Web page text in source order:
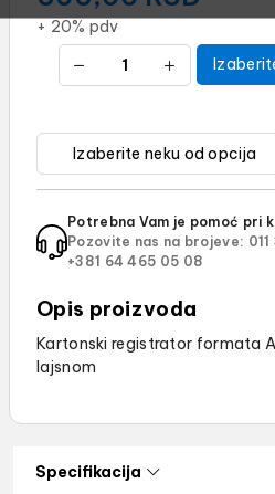
+ 20% pdv
Potrebna Vam je pomoć pri
Pozovite nas na brojeve:
+381 64 465 05 08
Opis proizvoda
Kartonski registrator formata
lajsnom
Specifikacija